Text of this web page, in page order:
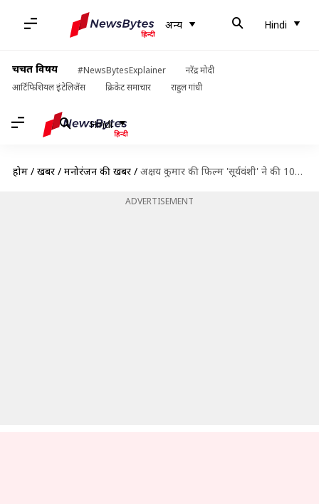
अन्य Hindi
चर्चित विषय #NewsBytesExplainer
नरेंद्र मोदी
आर्टिफिशियल इंटेलिजेंस
क्रिकेट समाचार राहुल गांधी
Hindi
होम / खबरें / मनोरंजन की खबरें / अक्षय कुमार की फिल्म 'सूर्यवंशी' ने की 100 करोड़ के क्लब में एंट्री
ADVERTISEMENT